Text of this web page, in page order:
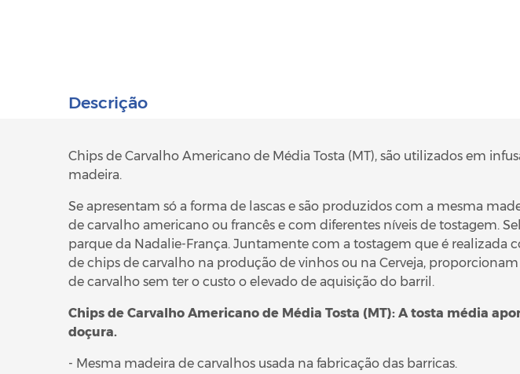
Descrição
Chips de Carvalho Americano de Média Tosta (MT), são utilizados em
madeira.
Se apresentam só a forma de lascas e são produzidos com a mesma
de carvalho americano ou francês e com diferentes níveis de tostagem.
parque da Nadalie-França. Juntamente com a tostagem que é realizada
de chips de carvalho na produção de vinhos ou na Cerveja,
de carvalho sem ter o custo o elevado de aquisição do barril.
Chips de Carvalho Americano de Média Tosta (MT): A tosta média
doçura.
- Mesma madeira de carvalhos usada na fabricação das barricas.